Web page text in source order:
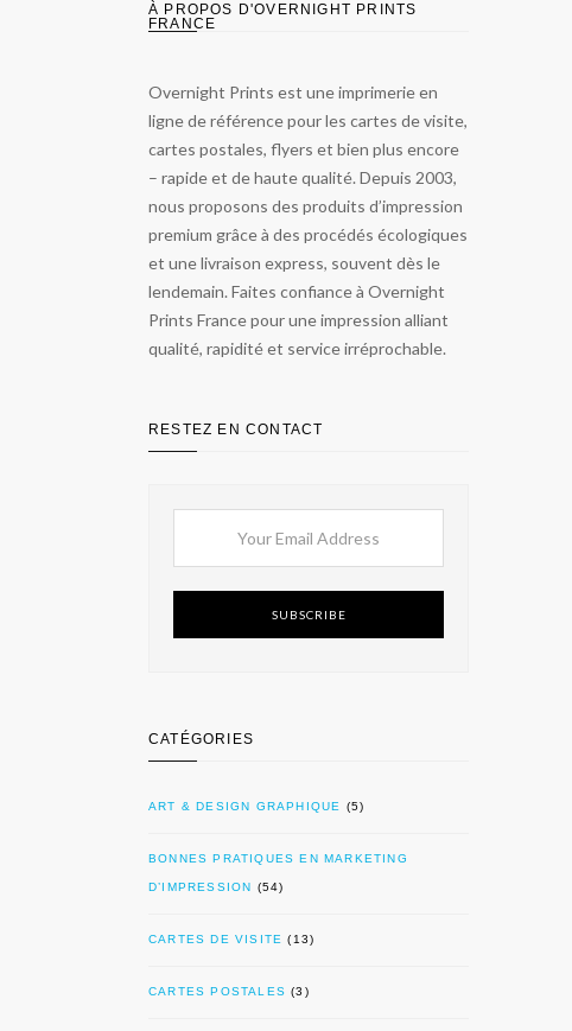
À PROPOS D'OVERNIGHT PRINTS
FRANCE
Overnight Prints est une imprimerie en
ligne de référence pour les cartes de visite,
cartes postales, flyers et bien plus encore
– rapide et de haute qualité. Depuis 2003,
nous proposons des produits d’impression
premium grâce à des procédés écologiques
et une livraison express, souvent dès le
lendemain. Faites confiance à Overnight
Prints France pour une impression alliant
qualité, rapidité et service irréprochable.
RESTEZ EN CONTACT
SUBSCRIBE
CATÉGORIES
ART & DESIGN GRAPHIQUE (5)
BONNES PRATIQUES EN MARKETING
D’IMPRESSION (54)
CARTES DE VISITE (13)
CARTES POSTALES (3)